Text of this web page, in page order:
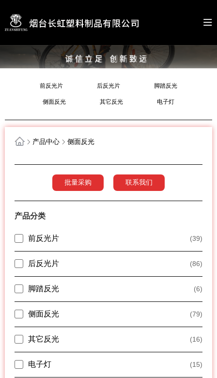
前反光片 后反光片 脚踏反光
侧面反光 其它反光 电子灯
产品中心 侧面反光
批量采购 联系我们
产品分类
前反光片 (39)
后反光片 (86)
脚踏反光 (6)
侧面反光 (79)
其它反光 (16)
电子灯 (15)